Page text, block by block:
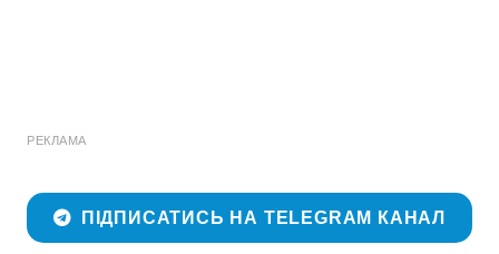
РЕКЛАМА
ПІДПИСАТИСЬ НА TELEGRAM КАНАЛ